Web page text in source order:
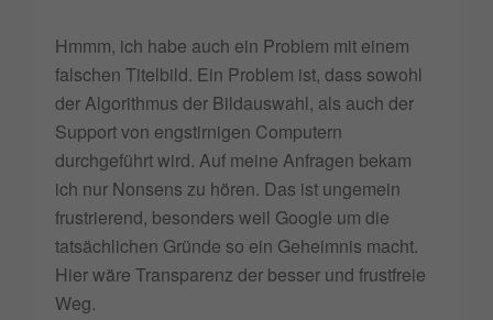
Hmmm, ich habe auch ein Problem mit einem
falschen Titelbild. Ein Problem ist, dass sowohl
der Algorithmus der Bildauswahl, als auch der
Support von engstirnigen Computern
durchgeführt wird. Auf meine Anfragen bekam
ich nur Nonsens zu hören. Das ist ungemein
frustrierend, besonders weil Google um die
tatsächlichen Gründe so ein Geheimnis macht.
Hier wäre Transparenz der besser und frustfreie
Weg.